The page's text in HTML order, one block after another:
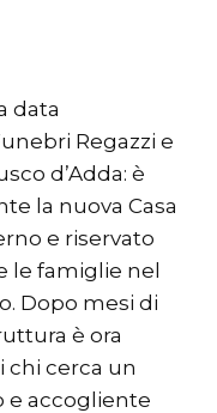
data
Regazzi e
d’Adda: è
la nuova Casa
e riservato
le famiglie nel
Dopo mesi di
è ora
chi cerca un
e accogliente